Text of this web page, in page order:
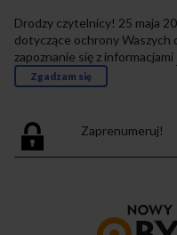
Drodzy czytelnicy! 25 maja
dotyczące ochrony Waszych
zapoznanie się z informacjami
Zgadzam się
Zaprenumeruj!